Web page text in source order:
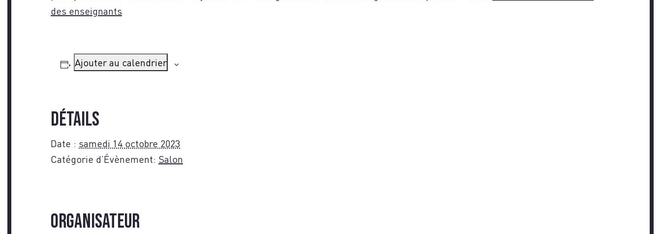
NOUS
des enseignants
Ajouter au calendrier
Détails
Date : samedi 14 octobre 2023
Catégorie d’Évènement: Salon
Organisateur